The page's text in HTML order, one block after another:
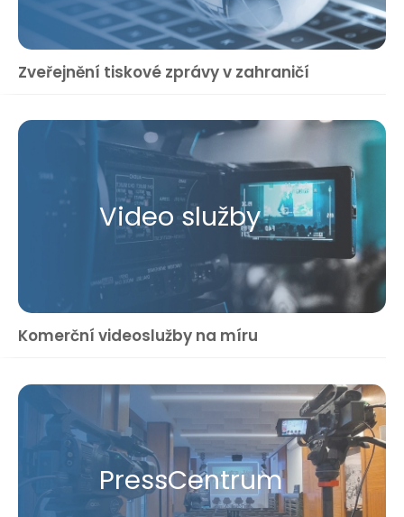
Zveřejnění tiskové zprávy v zahraničí
Video služby
Komerční videoslužby na míru
Press​Centrum